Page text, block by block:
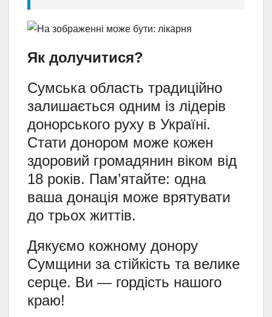
Як долучитися?
Сумська область традиційно
залишається одним із лідерів
донорського руху в Україні.
Стати донором може кожен
здоровий громадянин віком від
18 років. Пам’ятайте: одна
ваша донація може врятувати
до трьох життів.
Дякуємо кожному донору
Сумщини за стійкість та велике
серце. Ви — гордість нашого
краю!